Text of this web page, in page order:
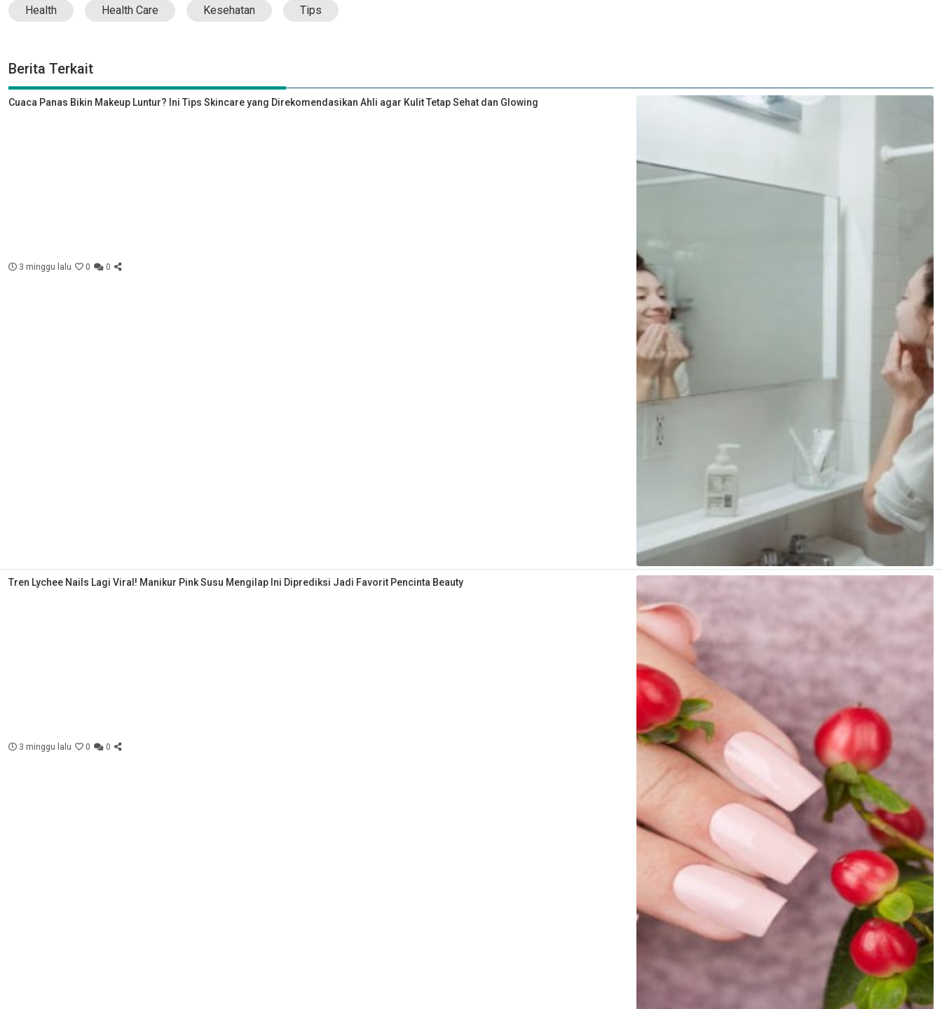
Health Health Care Kesehatan Tips
Berita Terkait
Cuaca Panas Bikin Makeup Luntur? Ini Tips Skincare yang Direkomendasikan Ahli agar Kulit Tetap Sehat dan Glowing
3 minggu lalu 0 0
Tren Lychee Nails Lagi Viral! Manikur Pink Susu Mengilap Ini Diprediksi Jadi Favorit Pencinta Beauty
3 minggu lalu 0 0